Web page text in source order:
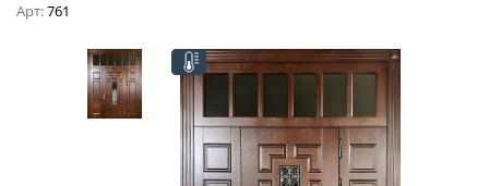
Арт:761